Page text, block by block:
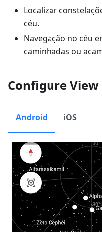
Localizar
céu.
Navegação no céu
caminhadas ou
Configure View
Android iOS